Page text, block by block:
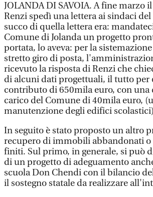
JOLANDA DI SAVOIA. A fine marzo
Renzi spedì una lettera ai sindaci del
succo di quella lettera era:
Comune di Jolanda un progetto
portata, lo aveva: per la
stretto giro di posta,
ricevuto la risposta di Renzi che
di alcuni dati progettuali, il tutto per
contributo di 650mila euro, con una
carico del Comune di 40mila euro,
manutenzione degli edifici
In seguito è stato proposto un altro
recupero di immobili abbandonati
finiti. Sul primo, in generale, si può
di un progetto di adeguamento
scuola Don Chendi con il bilancio
il sostegno statale da realizzare